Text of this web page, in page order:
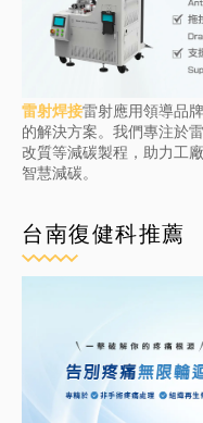
雷射焊接雷射應用領導品
的解決方案。我們專注於
改質等減碳製程，助力工
智慧減碳。
台南復健科推薦